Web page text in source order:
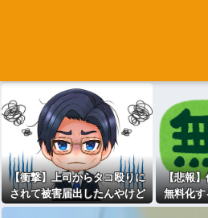
【衝撃】上司からタコ殴りに
されて被害届出したんやけど
示談金どれくらいいけそう？
【悲報】
無料化す
放置